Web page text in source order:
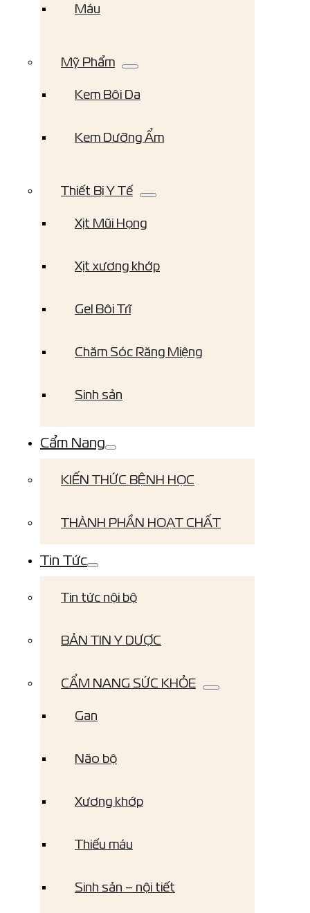
Máu
Mỹ Phẩm
Kem Bôi Da
Kem Dưỡng Ẩm
Thiết Bị Y Tế
Xịt Mũi Họng
Xịt xương khớp
Gel Bôi Trĩ
Chăm Sóc Răng Miệng
Sinh sản
Cẩm Nang
KIẾN THỨC BỆNH HỌC
THÀNH PHẦN HOẠT CHẤT
Tin Tức
Tin tức nội bộ
BẢN TIN Y DƯỢC
CẨM NANG SỨC KHỎE
Gan
Não bộ
Xương khớp
Thiếu máu
Sinh sản – nội tiết